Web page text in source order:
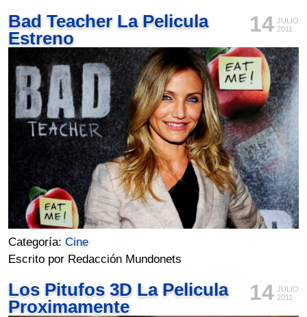
14 JULIO
2011
Bad Teacher La Pelicula
Estreno
Categoría:Cine
Escrito por Redacción Mundonets
14 JULIO
2011
Los Pitufos 3D La Pelicula
Proximamente